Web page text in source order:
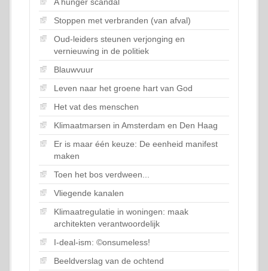
Stoppen met verbranden (van afval)
Oud-leiders steunen verjonging en
vernieuwing in de politiek
Blauwvuur
Leven naar het groene hart van God
Het vat des menschen
Klimaatmarsen in Amsterdam en Den Haag
Er is maar één keuze: De eenheid manifest
maken
Toen het bos verdween...
Vliegende kanalen
Klimaatregulatie in woningen: maak
architekten verantwoordelijk
I-deal-ism: ©onsumeless!
Beeldverslag van de ochtend